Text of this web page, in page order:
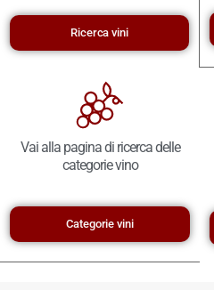
Ricerca vini
Vai alla pagina di ricerca delle
categorie vino
Categorie vini